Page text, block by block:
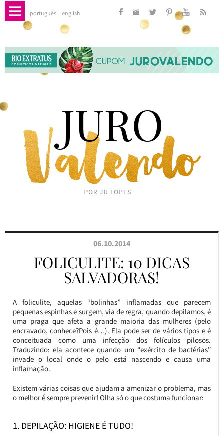
português english
06.10.2014
FOLICULITE: 10 DICAS
SALVADORAS!
A foliculite, aquelas “bolinhas” inflamadas que parecem
pequenas espinhas e surgem, via de regra, quando depilamos, é
uma praga que afeta a grande maioria das mulheres (pelo
encravado, conhece?Pois é…). Ela pode ser de vários tipos e é
conceituada como uma infecção dos folículos pilosos.
Traduzindo: ela acontece quando um “exército de bactérias”
invade o local onde o pelo está nascendo e causa uma
inflamação.
Existem várias coisas que ajudam a amenizar o problema, mas
o melhor é sempre prevenir! Olha só o que costuma funcionar:
1. DEPILAÇÃO: HIGIENE É TUDO!